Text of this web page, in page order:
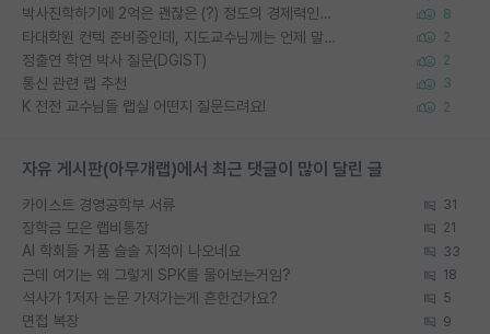
박사진학하기에 2억은 괜찮은 (?) 정도의 경제력인가요 8
타대학원 컨텍 준비중인데, 지도교수님께는 언제 말씀드려야 할까요? 2
정출연 학연 박사 질문(DGIST) 2
통신 관련 랩 추천 3
K 전전 교수님들 랩실 어떤지 질문드려요! 2
자유 게시판(아무개랩)에서 최근 댓글이 많이 달린 글
카이스트 경영공학부 서류 31
장학금 모은 랩비통장 21
AI 학회들 거품 슬슬 지적이 나오네요 33
근데 여기는 왜 그렇게 SPK를 물어보는거임? 18
석사가 1저자 논문 가져가는게 흔한건가요? 5
면접 복장 9